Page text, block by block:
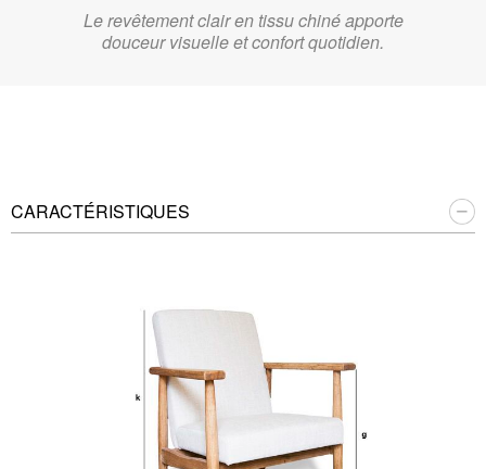
Le revêtement clair en tissu chiné apporte
douceur visuelle et confort quotidien.
CARACTÉRISTIQUES